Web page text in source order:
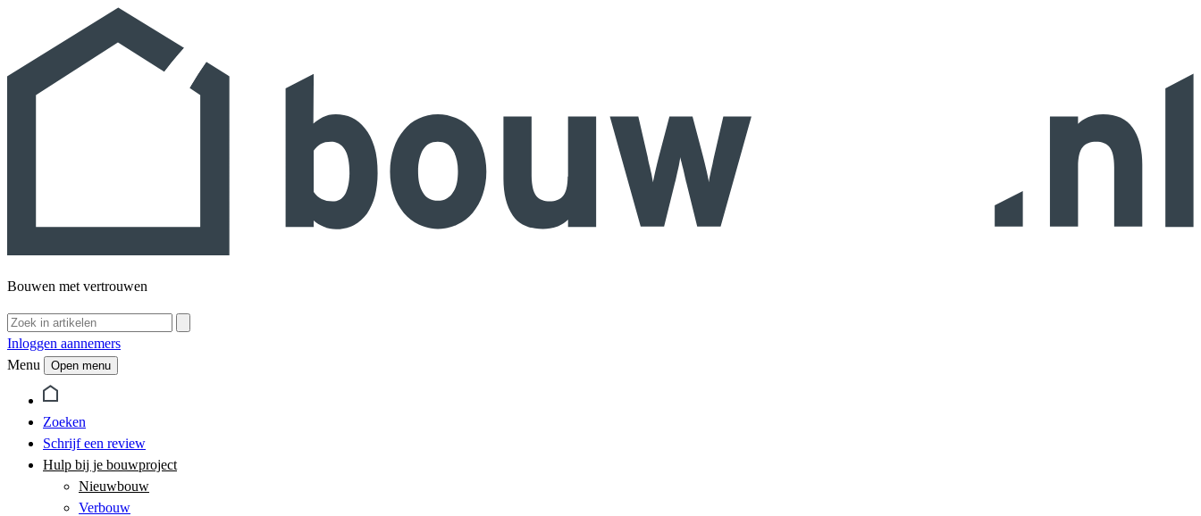
Bouwen met vertrouwen
Inloggen aannemers
Menu
Open menu
Zoeken
Schrijf een review
Hulp bij je bouwproject
Nieuwbouw
Verbouw